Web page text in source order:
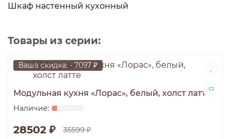
Шкаф настенный кухонный
Товары из серии:
Ваша скидка: - 7097 ₽
Модульная кухня «Лорас», белый, холст латте
28502 ₽ 35599 ₽